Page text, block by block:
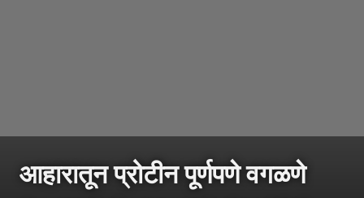
आहारातून प्रोटीन पूर्णपणे वगळणे